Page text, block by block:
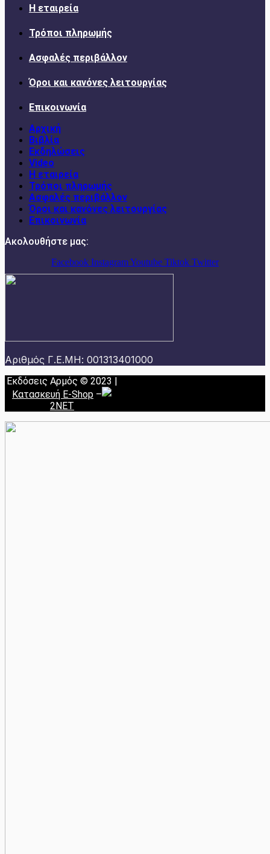
Η εταιρεία
Τρόποι πληρωμής
Ασφαλές περιβάλλον
Όροι και κανόνες λειτουργίας
Επικοινωνία
Αρχική
Βιβλία
Εκδηλώσεις
Video
Η εταιρεία
Τρόποι πληρωμής
Ασφαλές περιβάλλον
Όροι και κανόνες λειτουργίας
Επικοινωνία
Ακολουθήστε μας:
Facebook InstagramYoutube Tiktok Twitter
Αριθμός Γ.Ε.ΜΗ: 001313401000
Εκδόσεις Αρμός © 2023 |
Κατασκευή E-Shop –
2NET